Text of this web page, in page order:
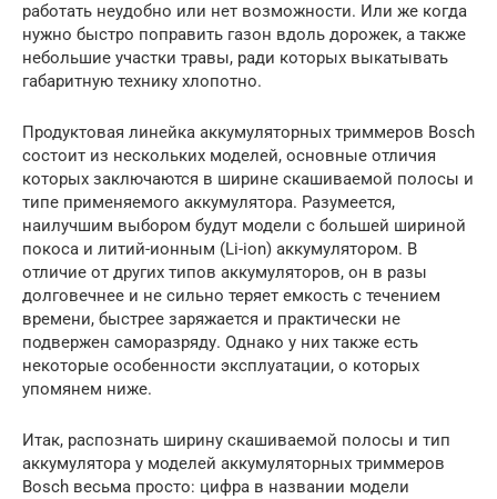
работать неудобно или нет возможности. Или же когда
нужно быстро поправить газон вдоль дорожек, а также
небольшие участки травы, ради которых выкатывать
габаритную технику хлопотно.
Продуктовая линейка аккумуляторных триммеров Bosch
состоит из нескольких моделей, основные отличия
которых заключаются в ширине скашиваемой полосы и
типе применяемого аккумулятора. Разумеется,
наилучшим выбором будут модели с большей шириной
покоса и литий-ионным (Li-ion) аккумулятором. В
отличие от других типов аккумуляторов, он в разы
долговечнее и не сильно теряет емкость с течением
времени, быстрее заряжается и практически не
подвержен саморазряду. Однако у них также есть
некоторые особенности эксплуатации, о которых
упомянем ниже.
Итак, распознать ширину скашиваемой полосы и тип
аккумулятора у моделей аккумуляторных триммеров
Bosch весьма просто: цифра в названии модели